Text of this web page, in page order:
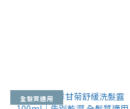
全髮質適用